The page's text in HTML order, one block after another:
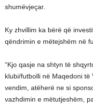
shumëvjeçar.
​Ky zhvillim ka bërë që
qëndrimin e mëtejshëm në
​“Kjo qasje na shtyn të
klubi/futbolli në Maqedoni
vendim, atëherë ne si
vazhdimin e mëtutjeshëm,